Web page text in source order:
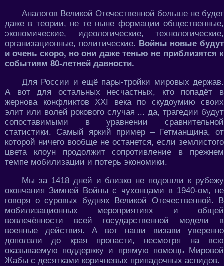
Аналогов Великой Отечественной больше не будет
даже в теории, не те ныне формации общественные,
экономические, идеологические, технологические,
организационные, политические. Войны новые будут
и очень скоро, но они даже тенью не приблизятся к
событиям 80-летней давности.
Для России и ещё пары-тройки мировых держав.
А вот для остальных несчастных, кто попадёт в
жернова конфликтов XXI века по скудоумию своих
элит или волей рокового случая ... да, трагедии будут
сопоставимыми в уравнении сравнительной
статистики. Самый яркий пример – Гетманщина, от
которой ничего вообще не останется, если землистого
цвета клоун продолжит сопротивление в прежнем
темпе мобилизации и потерь экономики.
Мы за 1418 дней и близко не подошли к рубежу
окончания Зимней Войны с чухонцами в 1940-ом, не
говоря о суровых буднях Великой Отечественной. В
мобилизационных мероприятиях и общей
вовлечённости всей государственной модели в
военные действия. А вот наши визави уверенно
доползли до края пропасти, несмотря на всю
оказываемую поддержку и прямую помощь Мировой
Жабы с десятками коричневых припадочных аспидов.